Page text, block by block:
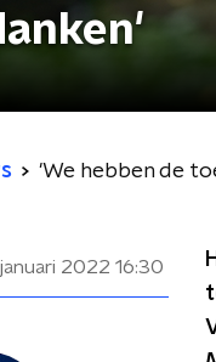
'We hebben de
2022 16:30